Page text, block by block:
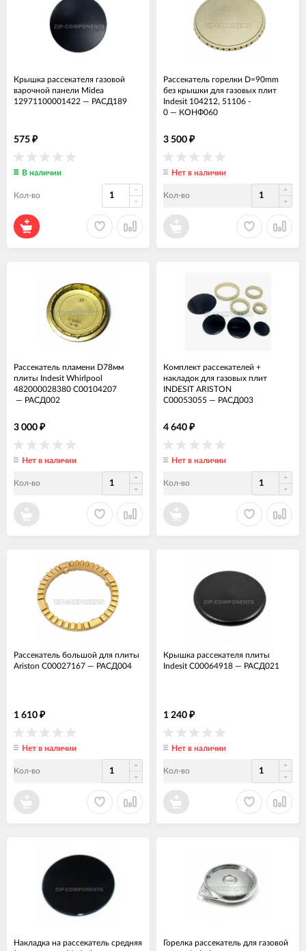
Крышка рассекателя газовой
варочной панели Midea
12971100001422 — РАСД189
575 ₽
В наличии
Кол-во
Рассекатель горелки D=90mm
без крышки для газовых плит
Indesit 104212, 51106 -
0 — КОНФ060
3 500 ₽
Нет в наличии
Кол-во
Рассекатель пламени D78мм
плиты Indesit Whirlpool
482000028380 C00104207
— РАСД002
3 000 ₽
Нет в наличии
Кол-во
Комплект рассекателей +
накладок для газовых плит
INDESIT ARISTON
C00053055 — РАСД003
4 640 ₽
Нет в наличии
Кол-во
Рассекатель большой для плиты
Ariston C00027167 — РАСД004
1 610 ₽
Нет в наличии
Кол-во
Крышка рассекателя плиты
Indesit C00064918 — РАСД021
1 240 ₽
Нет в наличии
Кол-во
Накладка на рассекатель средняя
Горелка рассекатель для газовой